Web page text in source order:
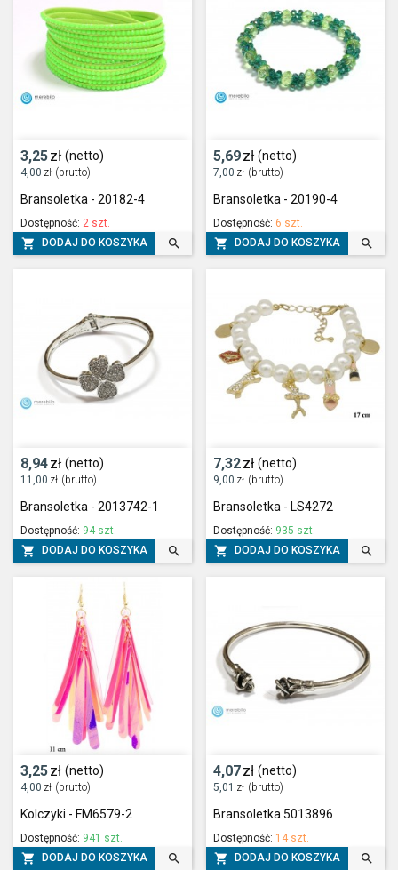
3,25zł (netto)
4,00 zł (brutto)
Bransoletka - 20182-4
Dostępność: 2 szt.
 DODAJ DO KOSZYKA 
5,69zł (netto)
7,00 zł (brutto)
Bransoletka - 20190-4
Dostępność: 6 szt.
 DODAJ DO KOSZYKA 
8,94zł (netto)
11,00 zł (brutto)
Bransoletka - 2013742-1
Dostępność: 94 szt.
 DODAJ DO KOSZYKA 
7,32zł (netto)
9,00 zł (brutto)
Bransoletka - LS4272
Dostępność: 935 szt.
 DODAJ DO KOSZYKA 
3,25zł (netto)
4,00 zł (brutto)
Kolczyki - FM6579-2
Dostępność: 941 szt.
 DODAJ DO KOSZYKA 
4,07zł (netto)
5,01 zł (brutto)
Bransoletka 5013896
Dostępność: 14 szt.
 DODAJ DO KOSZYKA 